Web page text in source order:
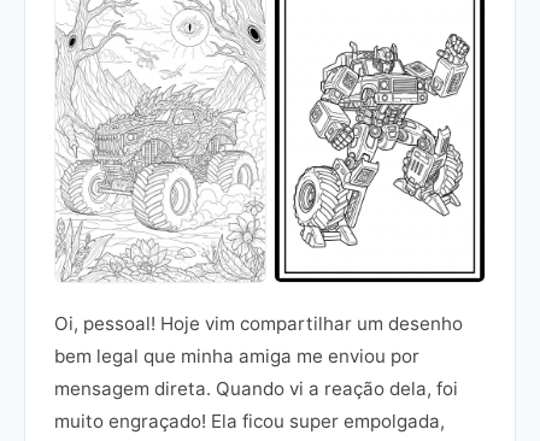
Oi, pessoal! Hoje vim compartilhar um desenho
bem legal que minha amiga me enviou por
mensagem direta. Quando vi a reação dela, foi
muito engraçado! Ela ficou super empolgada,